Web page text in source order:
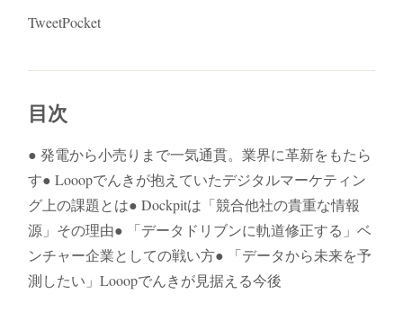
TweetPocket
目次
● 発電から小売りまで一気通貫。業界に革新をもたら
す● Looopでんきが抱えていたデジタルマーケティン
グ上の課題とは● Dockpitは「競合他社の貴重な情報
源」その理由● 「データドリブンに軌道修正する」ベ
ンチャー企業としての戦い方● 「データから未来を予
測したい」Looopでんきが見据える今後